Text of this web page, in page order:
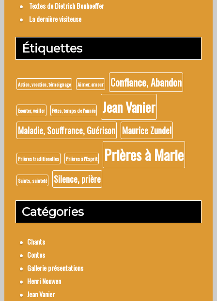
Textes de Dietrich Bonhoeffer
La dernière visiteuse
Étiquettes
Action, vocation, témoignage Aimer, amour Confiance, Abandon
Ecouter, veiller Fêtes, temps de l'année Jean Vanier
Maladie, Souffrance, Guérison Maurice Zundel
Prières traditionelles Prières à l'Esprit Prières à Marie
Saints, sainteté Silence, prière
Catégories
Chants
Contes
Gallerie présentations
Henri Nouwen
Jean Vanier